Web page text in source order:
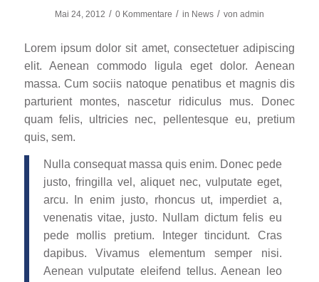
Mai 24, 2012 / 0 Kommentare / in News / von admin
Lorem ipsum dolor sit amet, consectetuer adipiscing
elit. Aenean commodo ligula eget dolor. Aenean
massa. Cum sociis natoque penatibus et magnis dis
parturient montes, nascetur ridiculus mus. Donec
quam felis, ultricies nec, pellentesque eu, pretium
quis, sem.
Nulla consequat massa quis enim. Donec pede
justo, fringilla vel, aliquet nec, vulputate eget,
arcu. In enim justo, rhoncus ut, imperdiet a,
venenatis vitae, justo. Nullam dictum felis eu
pede mollis pretium. Integer tincidunt. Cras
dapibus. Vivamus elementum semper nisi.
Aenean vulputate eleifend tellus. Aenean leo